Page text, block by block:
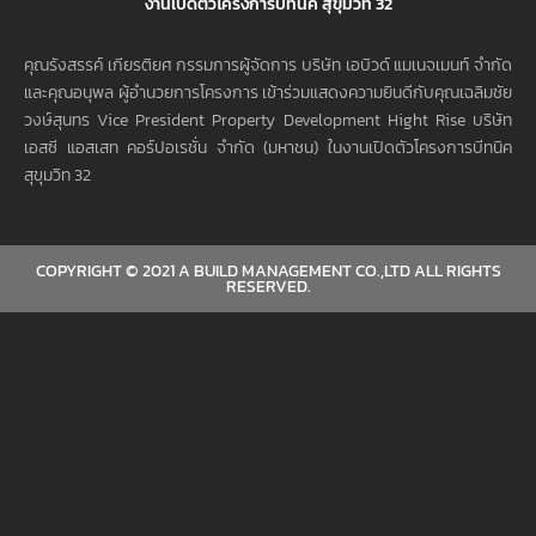
คุณรังสรรค์ เกียรติยศ กรรมการผู้จัดการ บริษัท เอบิวด์ แมเนจเมนท์ จำกัด
และคุณอนุพล ผู้อำนวยการโครงการ เข้าร่วมแสดงความยินดีกับคุณเฉลิมชัย
วงษ์สุนทร Vice President Property Development Hight Rise บริษัท
เอสซี แอสเสท คอร์ปอเรชั่น จำกัด (มหาชน) ในงานเปิดตัวโครงการบีทนิค
สุขุมวิท 32
COPYRIGHT © 2021 A BUILD MANAGEMENT CO.,LTD ALL RIGHTS
RESERVED.